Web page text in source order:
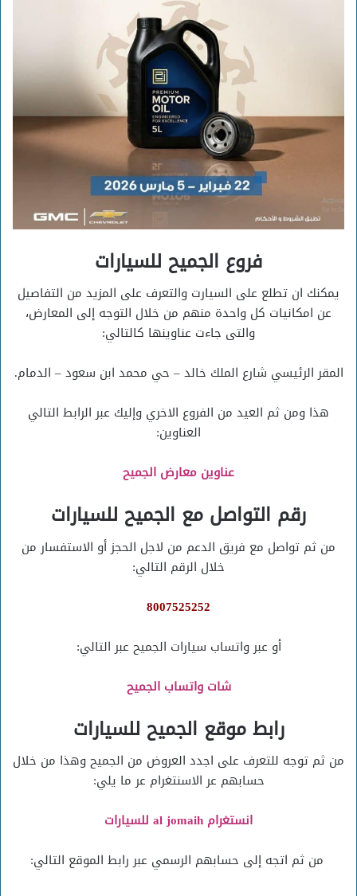
فروع الجميح للسيارات
يمكنك ان تطلع على السيارت والتعرف على المزيد من التفاصيل
عن امكانيات كل واحدة منهم من خلال التوجه إلى المعارض،
والتى جاءت عناوينها كالتالي:
المقر الرئيسي شارع الملك خالد – حي محمد ابن سعود – الدمام.
هذا ومن ثم العيد من الفروع الاخري وإليك عبر الرابط التالي
العناوين:
عناوين معارض الجميح
رقم التواصل مع الجميح للسيارات
من ثم تواصل مع فريق الدعم من لاجل الحجز أو الاستفسار من
خلال الرقم التالي:
8007525252
أو عبر واتساب سيارات الجميح عبر التالي:
شات واتساب الجميح
رابط موقع الجميح للسيارات
من ثم توجه للتعرف على اجدد العروض من الجميح وهذا من خلال
حسابهم عر الاسنتغرام عر ما يلي:
انستغرام al jomaih للسيارات
من ثم اتجه إلى حسابهم الرسمي عبر رابط الموقع التالي: